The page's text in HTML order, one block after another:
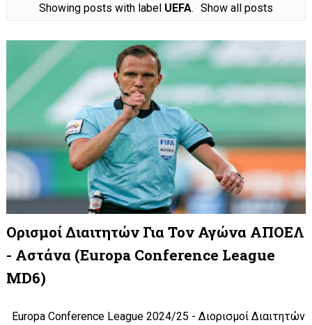
Showing posts with label UEFA. Show all posts
Ορισμοί Διαιτητών Για Τον Αγώνα ΑΠΟΕΛ
- Αστάνα (Europa Conference League
MD6)
Europa Conference League 2024/25 - Διορισμοί Διαιτητών